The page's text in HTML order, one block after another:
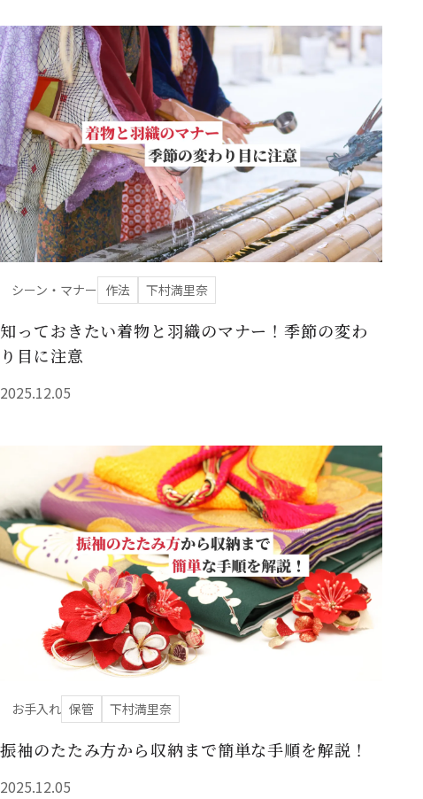
シーン・マナー 作法 下村満里奈
知っておきたい着物と羽織のマナー！季節の変わ
り目に注意
2025.12.05
お手入れ 保管 下村満里奈
振袖のたたみ方から収納まで簡単な手順を解説！
2025.12.05